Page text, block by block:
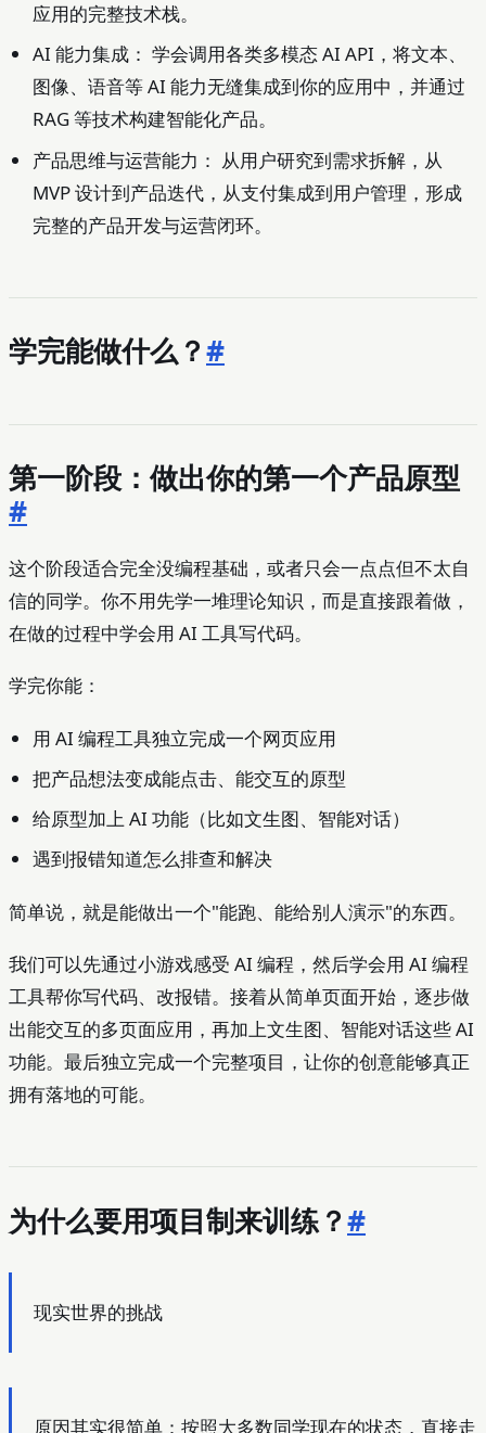
应用的完整技术栈。
AI 能力集成： 学会调用各类多模态 AI API，将文本、
图像、语音等 AI 能力无缝集成到你的应用中，并通过
RAG 等技术构建智能化产品。
产品思维与运营能力： 从用户研究到需求拆解，从
MVP 设计到产品迭代，从支付集成到用户管理，形成
完整的产品开发与运营闭环。
学完能做什么？#
第一阶段：做出你的第一个产品原型
#
这个阶段适合完全没编程基础，或者只会一点点但不太自
信的同学。你不用先学一堆理论知识，而是直接跟着做，
在做的过程中学会用 AI 工具写代码。
学完你能：
用 AI 编程工具独立完成一个网页应用
把产品想法变成能点击、能交互的原型
给原型加上 AI 功能（比如文生图、智能对话）
遇到报错知道怎么排查和解决
简单说，就是能做出一个"能跑、能给别人演示"的东西。
我们可以先通过小游戏感受 AI 编程，然后学会用 AI 编程
工具帮你写代码、改报错。接着从简单页面开始，逐步做
出能交互的多页面应用，再加上文生图、智能对话这些 AI
功能。最后独立完成一个完整项目，让你的创意能够真正
拥有落地的可能。
为什么要用项目制来训练？#
现实世界的挑战
原因其实很简单：按照大多数同学现在的状态，直接走